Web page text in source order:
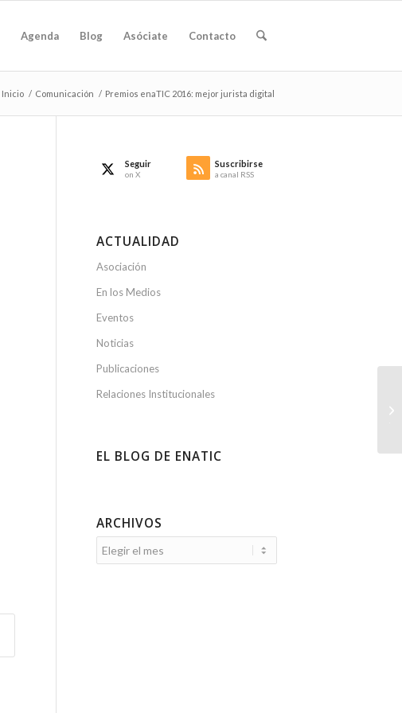
Agenda Blog Asóciate Contacto
Inicio / Comunicación / Premios enaTIC 2016: mejor jurista digital
Seguir
on X
Suscribirse
a canal RSS
ACTUALIDAD
Asociación
En los Medios
Eventos
Noticias
Publicaciones
Relaciones Institucionales
EL BLOG DE ENATIC
ARCHIVOS